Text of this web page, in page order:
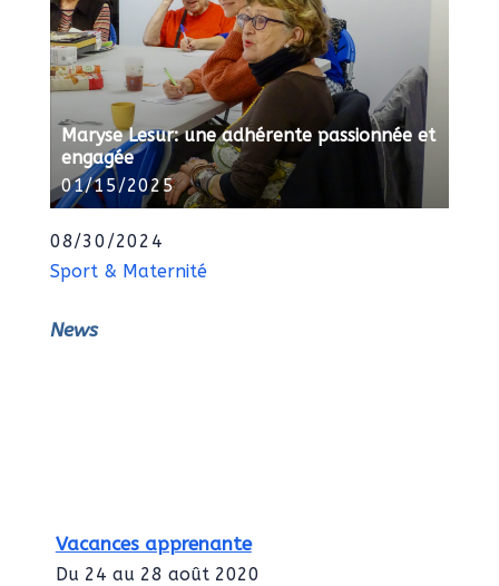
Maryse Lesur: une adhérente passionnée et
engagée
01/15/2025
08/30/2024
Sport & Maternité
News
Vacances apprenante
Du 24 au 28 août 2020